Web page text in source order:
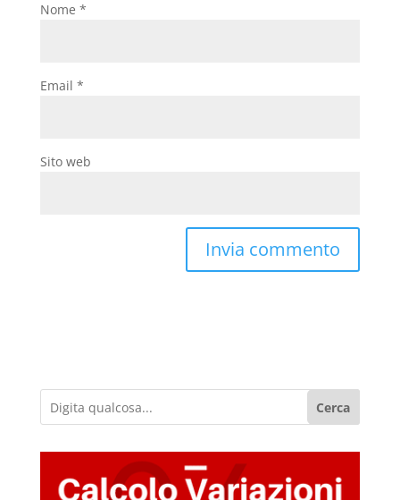
Nome *
Email *
Sito web
Cerca